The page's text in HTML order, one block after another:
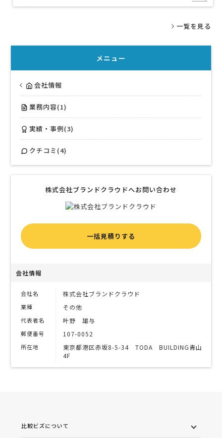
一覧を見る
メニュー
会社情報
業務内容(1)
実績・事例(3)
クチコミ(4)
株式会社ブランドクラウドへお問い合わせ
一括見積りする
会社情報
会社名 株式会社ブランドクラウド
業種 その他
代表者名 叶野 雄与
郵便番号 107-0052
所在地
東京都港区赤坂8-5-34 TODA BUILDING青山
4F
比較ビズについて